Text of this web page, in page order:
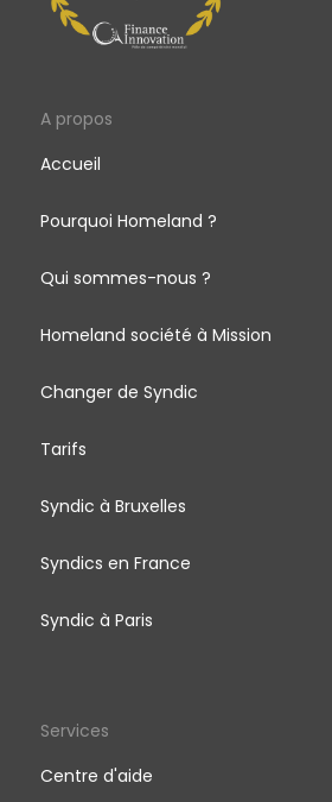
A propos
Accueil
Pourquoi Homeland ?
Qui sommes-nous ?
Homeland société à Mission
Changer de Syndic
Tarifs
Syndic à Bruxelles
Syndics en France
Syndic à Paris
Services
Centre d'aide